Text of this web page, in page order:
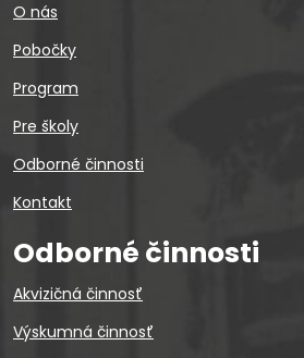
O nás
Pobočky
Program
Pre školy
Odborné činnosti
Kontakt
Odborné činnosti
Akvizičná činnosť
Výskumná činnosť